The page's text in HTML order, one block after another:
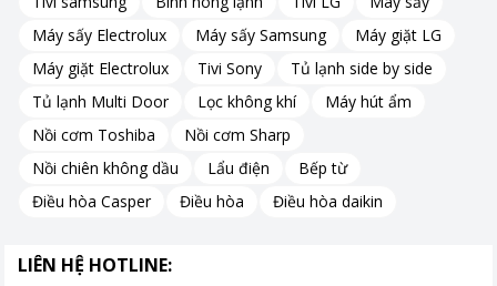
Máy sấy Electrolux
Máy sấy Samsung
Máy giặt LG
Máy giặt Electrolux
Tivi Sony
Tủ lạnh side by side
Tủ lạnh Multi Door
Lọc không khí
Máy hút ẩm
Nồi cơm Toshiba
Nồi cơm Sharp
Nồi chiên không dầu
Lẩu điện
Bếp từ
Điều hòa Casper
Điều hòa Điều hòa daikin
LIÊN HỆ HOTLINE: